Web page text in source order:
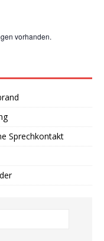
vorhanden.
Sprechkontakt